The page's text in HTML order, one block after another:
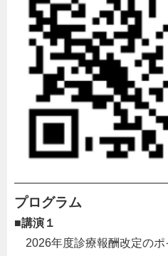
プログラム
■講演１
2026年度診療報酬改定の